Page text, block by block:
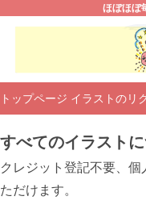
ほぼほぼ
トップページ イラストのリ
すべてのイラスト
クレジット登記不要、
ただけます。